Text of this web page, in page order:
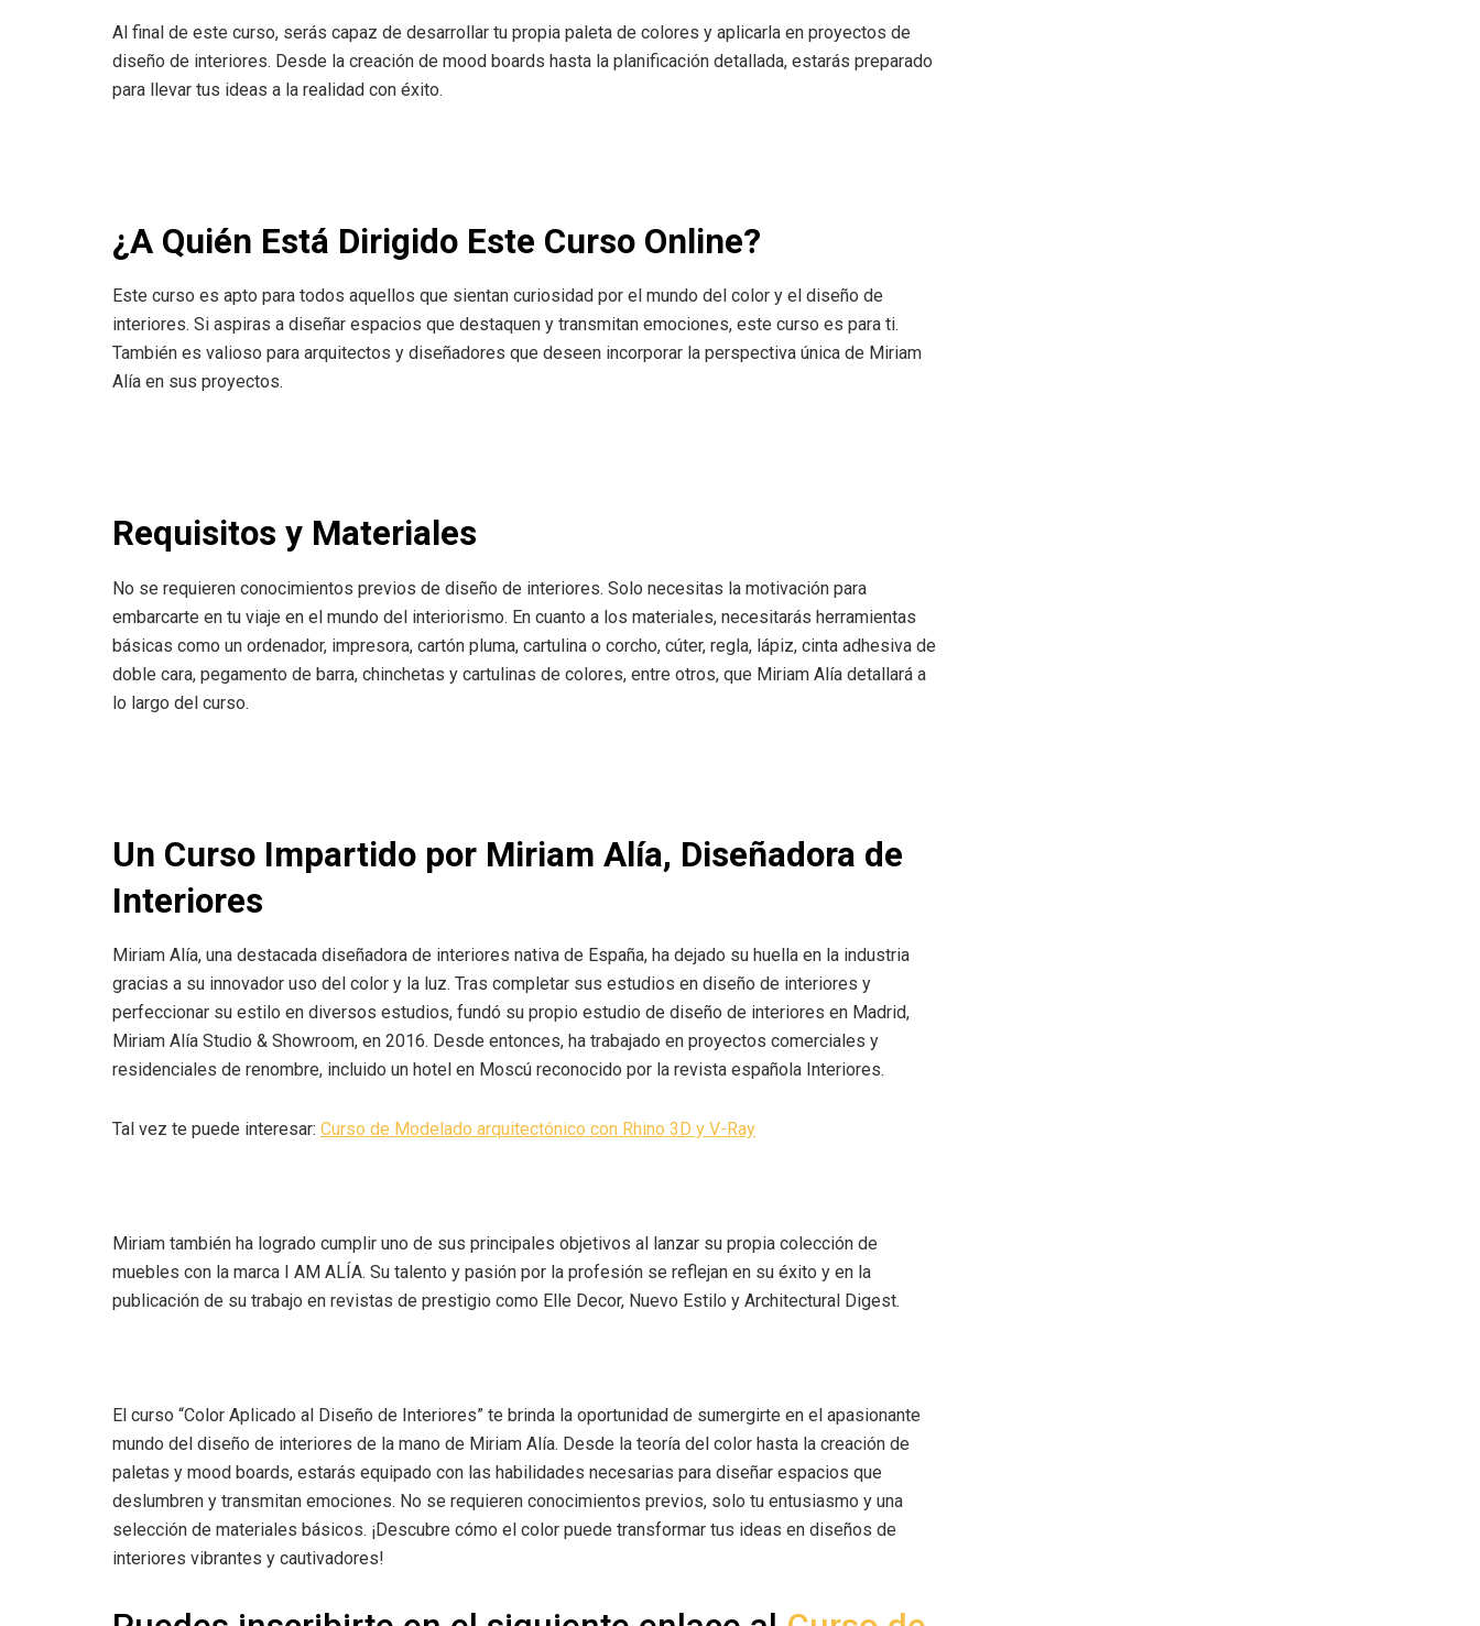
Al final de este curso, serás capaz de desarrollar tu propia paleta de colores y aplicarla en proyectos de
diseño de interiores. Desde la creación de mood boards hasta la planificación detallada, estarás preparado
para llevar tus ideas a la realidad con éxito.
¿A Quién Está Dirigido Este Curso Online?
Este curso es apto para todos aquellos que sientan curiosidad por el mundo del color y el diseño de
interiores. Si aspiras a diseñar espacios que destaquen y transmitan emociones, este curso es para ti.
También es valioso para arquitectos y diseñadores que deseen incorporar la perspectiva única de Miriam
Alía en sus proyectos.
Requisitos y Materiales
No se requieren conocimientos previos de diseño de interiores. Solo necesitas la motivación para
embarcarte en tu viaje en el mundo del interiorismo. En cuanto a los materiales, necesitarás herramientas
básicas como un ordenador, impresora, cartón pluma, cartulina o corcho, cúter, regla, lápiz, cinta adhesiva de
doble cara, pegamento de barra, chinchetas y cartulinas de colores, entre otros, que Miriam Alía detallará a
lo largo del curso.
Un Curso Impartido por Miriam Alía, Diseñadora de
Interiores
Miriam Alía, una destacada diseñadora de interiores nativa de España, ha dejado su huella en la industria
gracias a su innovador uso del color y la luz. Tras completar sus estudios en diseño de interiores y
perfeccionar su estilo en diversos estudios, fundó su propio estudio de diseño de interiores en Madrid,
Miriam Alía Studio & Showroom, en 2016. Desde entonces, ha trabajado en proyectos comerciales y
residenciales de renombre, incluido un hotel en Moscú reconocido por la revista española Interiores.
Tal vez te puede interesar: Curso de Modelado arquitectónico con Rhino 3D y V-Ray
Miriam también ha logrado cumplir uno de sus principales objetivos al lanzar su propia colección de
muebles con la marca I AM ALÍA. Su talento y pasión por la profesión se reflejan en su éxito y en la
publicación de su trabajo en revistas de prestigio como Elle Decor, Nuevo Estilo y Architectural Digest.
El curso “Color Aplicado al Diseño de Interiores” te brinda la oportunidad de sumergirte en el apasionante
mundo del diseño de interiores de la mano de Miriam Alía. Desde la teoría del color hasta la creación de
paletas y mood boards, estarás equipado con las habilidades necesarias para diseñar espacios que
deslumbren y transmitan emociones. No se requieren conocimientos previos, solo tu entusiasmo y una
selección de materiales básicos. ¡Descubre cómo el color puede transformar tus ideas en diseños de
interiores vibrantes y cautivadores!